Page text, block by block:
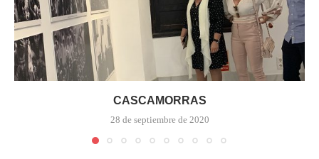
CASCAMORRAS
28 de septiembre de 2020